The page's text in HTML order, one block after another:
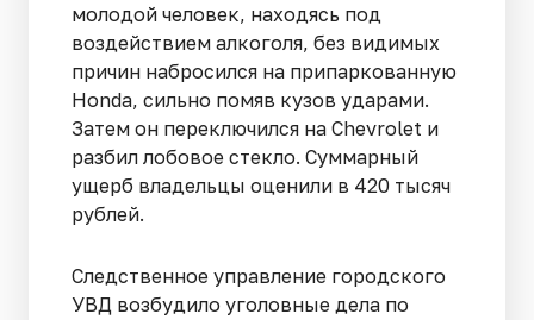
молодой человек, находясь под
воздействием алкоголя, без видимых
причин набросился на припаркованную
Honda, сильно помяв кузов ударами.
Затем он переключился на Chevrolet и
разбил лобовое стекло. Суммарный
ущерб владельцы оценили в 420 тысяч
рублей.
Следственное управление городского
УВД возбудило уголовные дела по